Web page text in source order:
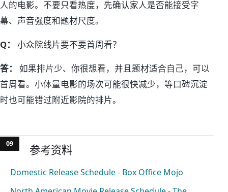
人的电影。不要只看热度，先确认家人是否能接受字
幕、声音强度和题材尺度。
Q： 小众院线片要不要首周看？
答：
如果排片少、你很想看，并且题材适合自己，可以
首周看。小体量电影的场次可能很快减少，等口碑沉淀
时也可能错过附近影院的排片。
参考资料
Domestic Release Schedule - Box Office Mojo